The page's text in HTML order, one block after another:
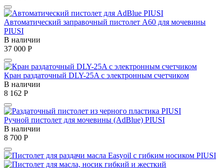
Автоматический заправочный пистолет A60 для мочевины
PIUSI
В наличии
37 000 Р
Кран раздаточный DLY-25A с электронным счетчиком
В наличии
8 162 Р
Ручной пистолет для мочевины (AdBlue) PIUSI
В наличии
8 700 Р